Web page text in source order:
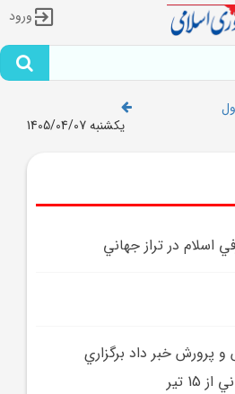
ورود
یکشنبه 1405/04/07
اسلام در تراز جهاني
پرورش خبر داد برگزاري
تير